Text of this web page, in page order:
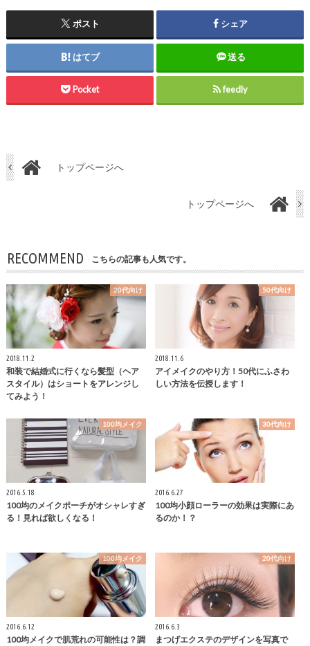
ポスト シェア
はてブ 送る
Pocket feedly
トップページへ
トップページへ
RECOMMEND こちらの記事も人気です。
20代向け
2018.11.2
和装で結婚式に行くなら髪型（ヘア
スタイル）はショートをアレンジし
てみよう！
50代向け
2018.11.6
アイメイクのやり方！50代にふさわ
しい方法を伝授します！
100均メイク
2016.5.18
100均のメイクポーチがオシャレすぎ
る！見れば欲しくなる！
30代向け
2016.6.27
100均小顔ローラーの効果は実際にあ
るのか！？
100均メイク
2016.6.12
100均メイクで肌荒れの可能性は？調
20代向け
2016.6.3
まつげエクステのデザインを写真で